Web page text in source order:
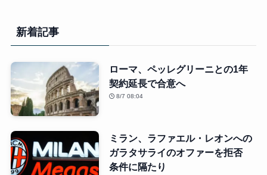
新着記事
ローマ、ペッレグリーニとの1年
契約延長で合意へ
8/7 08:04
ミラン、ラファエル・レオンへの
ガラタサライのオファーを拒否
条件に隔たり